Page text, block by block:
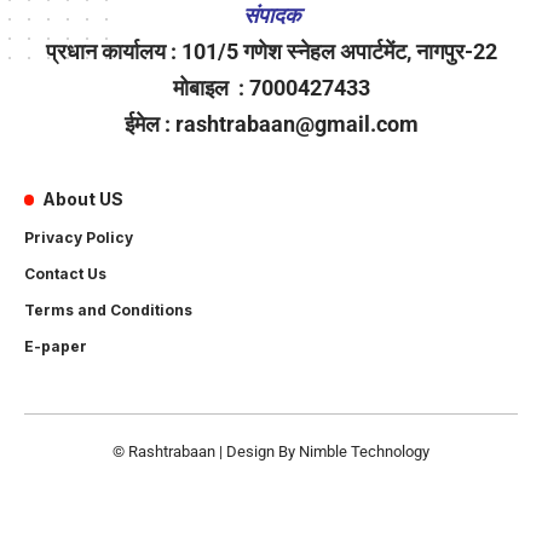
संपादक
प्रधान कार्यालय : 101/5 गणेश स्नेहल अपार्टमेंट, नागपुर-22
मोबाइल : 7000427433
ईमेल : rashtrabaan@gmail.com
About US
Privacy Policy
Contact Us
Terms and Conditions
E-paper
© Rashtrabaan | Design By Nimble Technology